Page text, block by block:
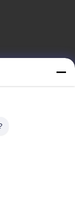
Guangdong